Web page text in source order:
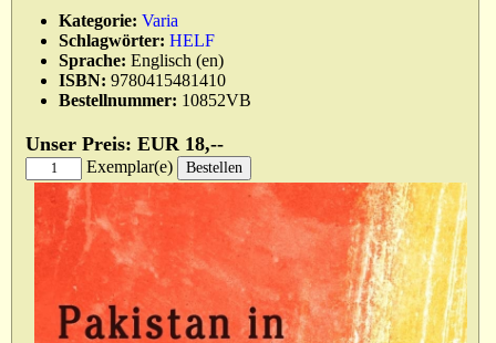
AGB
Widerruf
Datenschutz
Impressum
Kategorie: Varia
Schlagwörter: HELF
Sprache: Englisch (en)
ISBN: 9780415481410
Bestellnummer: 10852VB
Unser Preis: EUR 18,--
Exemplar(e)